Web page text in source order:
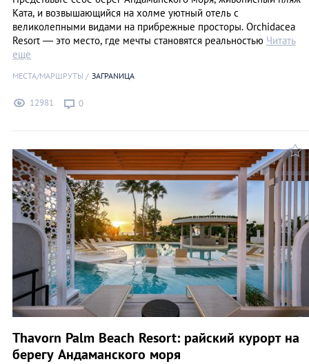
Ката, и возвышающийся на холме уютный отель с
великолепными видами на прибрежные просторы. Orchidacea
Resort — это место, где мечты становятся реальностью Читать
еще
МЕСТА/МАРШРУТЫ ЗАГРАNИЦА
12981 0
Thavorn Palm Beach Resort: райский курорт на
берегу Андаманского моря